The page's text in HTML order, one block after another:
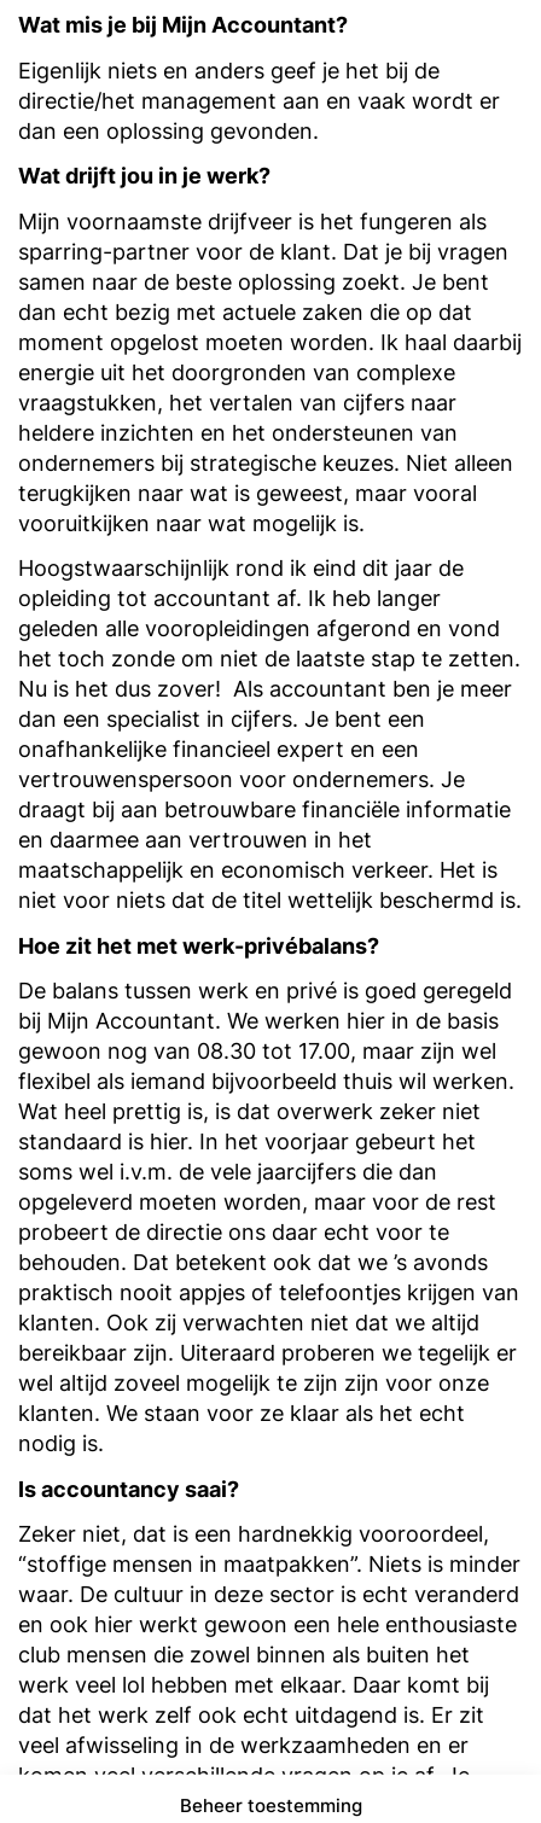
Beheer toestemming
Wat mis je bij Mijn Accountant?
Eigenlijk niets en anders geef je het bij de
directie/het management aan en vaak wordt er
dan een oplossing gevonden.
Wat drijft jou in je werk?
Mijn voornaamste drijfveer is het fungeren als
sparring-partner voor de klant. Dat je bij vragen
samen naar de beste oplossing zoekt. Je bent
dan echt bezig met actuele zaken die op dat
moment opgelost moeten worden. Ik haal daarbij
energie uit het doorgronden van complexe
vraagstukken, het vertalen van cijfers naar
heldere inzichten en het ondersteunen van
ondernemers bij strategische keuzes. Niet alleen
terugkijken naar wat is geweest, maar vooral
vooruitkijken naar wat mogelijk is.
Hoogstwaarschijnlijk rond ik eind dit jaar de
opleiding tot accountant af. Ik heb langer
geleden alle vooropleidingen afgerond en vond
het toch zonde om niet de laatste stap te zetten.
Nu is het dus zover! Als accountant ben je meer
dan een specialist in cijfers. Je bent een
onafhankelijke financieel expert en een
vertrouwenspersoon voor ondernemers. Je
draagt bij aan betrouwbare financiële informatie
en daarmee aan vertrouwen in het
maatschappelijk en economisch verkeer. Het is
niet voor niets dat de titel wettelijk beschermd is.
Hoe zit het met werk-privébalans?
De balans tussen werk en privé is goed geregeld
bij Mijn Accountant. We werken hier in de basis
gewoon nog van 08.30 tot 17.00, maar zijn wel
flexibel als iemand bijvoorbeeld thuis wil werken.
Wat heel prettig is, is dat overwerk zeker niet
standaard is hier. In het voorjaar gebeurt het
soms wel i.v.m. de vele jaarcijfers die dan
opgeleverd moeten worden, maar voor de rest
probeert de directie ons daar echt voor te
behouden. Dat betekent ook dat we ’s avonds
praktisch nooit appjes of telefoontjes krijgen van
klanten. Ook zij verwachten niet dat we altijd
bereikbaar zijn. Uiteraard proberen we tegelijk er
wel altijd zoveel mogelijk te zijn zijn voor onze
klanten. We staan voor ze klaar als het echt
nodig is.
Is accountancy saai?
Zeker niet, dat is een hardnekkig vooroordeel,
“stoffige mensen in maatpakken”. Niets is minder
waar. De cultuur in deze sector is echt veranderd
en ook hier werkt gewoon een hele enthousiaste
club mensen die zowel binnen als buiten het
werk veel lol hebben met elkaar. Daar komt bij
dat het werk zelf ook echt uitdagend is. Er zit
veel afwisseling in de werkzaamheden en er
komen veel verschillende vragen op je af. Je
weet van tevoren nooit wat je de volgende dag